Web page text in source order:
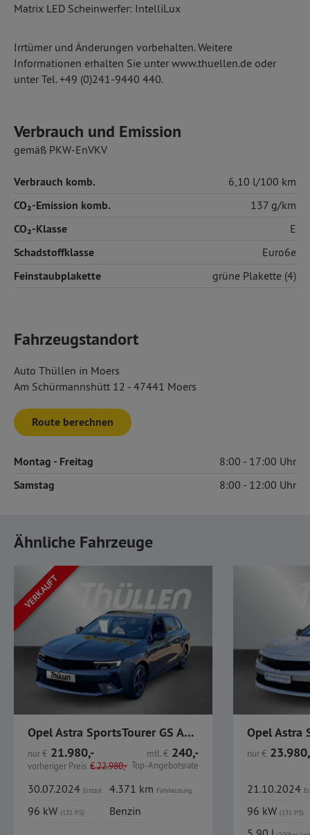
Matrix LED Scheinwerfer: IntelliLux
Irrtümer und Änderungen vorbehalten. Weitere
Informationen erhalten Sie unter www.thuellen.de oder
unter Tel. +49 (0)241-9440 440.
Verbrauch und Emission
gemäß PKW-EnVKV
Verbrauch komb. 6,10 l/100 km
CO₂-Emission komb. 137 g/km
CO₂-Klasse E
Schadstoffklasse Euro6e
Feinstaubplakette grüne Plakette (4)
Fahrzeugstandort
Auto Thüllen in Moers
Am Schürmannshütt 12 - 47441 Moers
Route berechnen
Montag - Freitag 8:00 17:00
Samstag 8:00 12:00
Ähnliche Fahrzeuge
VERKAUFT
Opel Astra SportsTourer GS AHK Navi IntelliLux
nur€ 21.980,-
vorheriger Preis €22.980,-
mtl.€ 240,-
Top-Angebotsrate
30.07.2024 Erstzul. 4.371 km Fahrleistung
96 kW (131 PS) Benzin
nur€
21.10.2024
96 kW (131 PS)